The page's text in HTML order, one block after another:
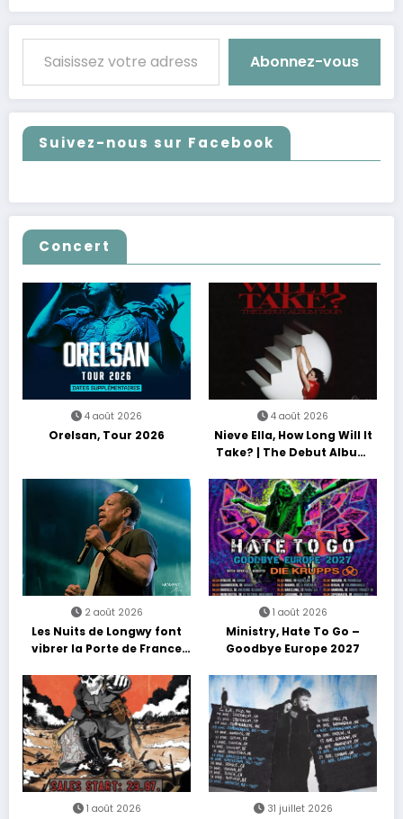
Saisissez votre adresse e-mail…
Abonnez-vous
Suivez-nous sur Facebook
Concert
4 août 2026
Orelsan, Tour 2026
4 août 2026
Nieve Ella, How Long Will It
Take? | The Debut Album
2 août 2026
Les Nuits de Longwy font
vibrer la Porte de France
découvertes et énergie
reggae
1 août 2026
Ministry, Hate To Go –
Goodbye Europe 2027
1 août 2026 31 juillet 2026